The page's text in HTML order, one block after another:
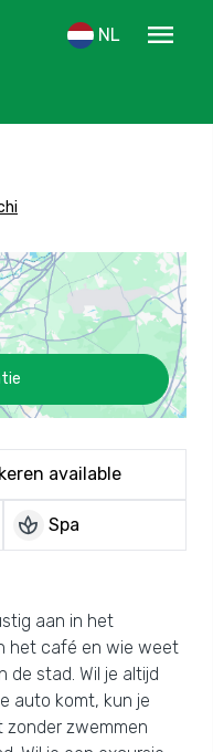
NL
menu
available
spa Spa
aan in het
het café en wie weet
de stad. Wil je altijd
auto komt, kun je
zonder zwemmen